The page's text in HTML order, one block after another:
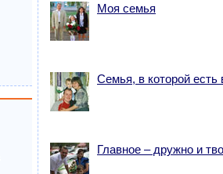
Моя семья
Семья, в которой есть
Главное – дружно и